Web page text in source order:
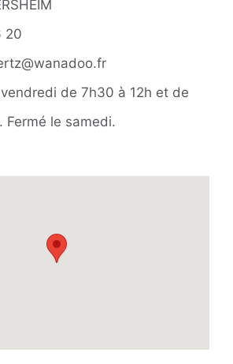
20
de 7h30 à 12h et de
Fermé le samedi.